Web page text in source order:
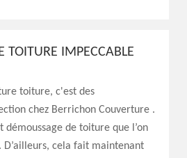
TOITURE IMPECCABLE
toiture, c'est des
chez Berrichon Couverture .
démoussage de toiture que l’on
cela fait maintenant